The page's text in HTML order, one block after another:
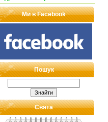
Ми в Facebook
Пошук
Свята